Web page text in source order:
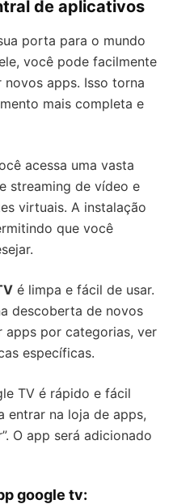
de aplicativos
porta para o mundo
você pode facilmente
novos apps. Isso torna
mais completa e
acessa uma vasta
streaming de vídeo e
virtuais. A instalação
que você
é limpa e fácil de usar.
descoberta de novos
por categorias, ver
específicas.
TV é rápido e fácil
entrar na loja de apps,
O app será adicionado
google tv: